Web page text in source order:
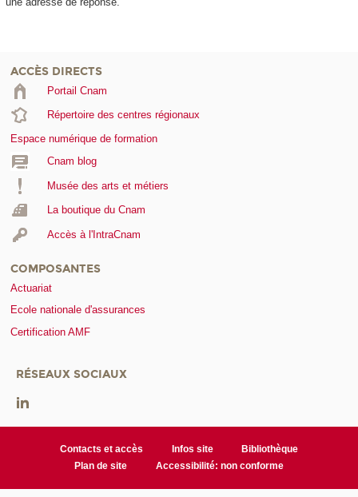
ACCÈS DIRECTS
Portail Cnam
Répertoire des centres régionaux
Espace numérique de formation
Cnam blog
Musée des arts et métiers
La boutique du Cnam
Accès à l'IntraCnam
COMPOSANTES
Actuariat
Ecole nationale d'assurances
Certification AMF
RÉSEAUX SOCIAUX
Contacts et accès Infos site
Bibliothèque
Plan de site
Accessibilité: non conforme